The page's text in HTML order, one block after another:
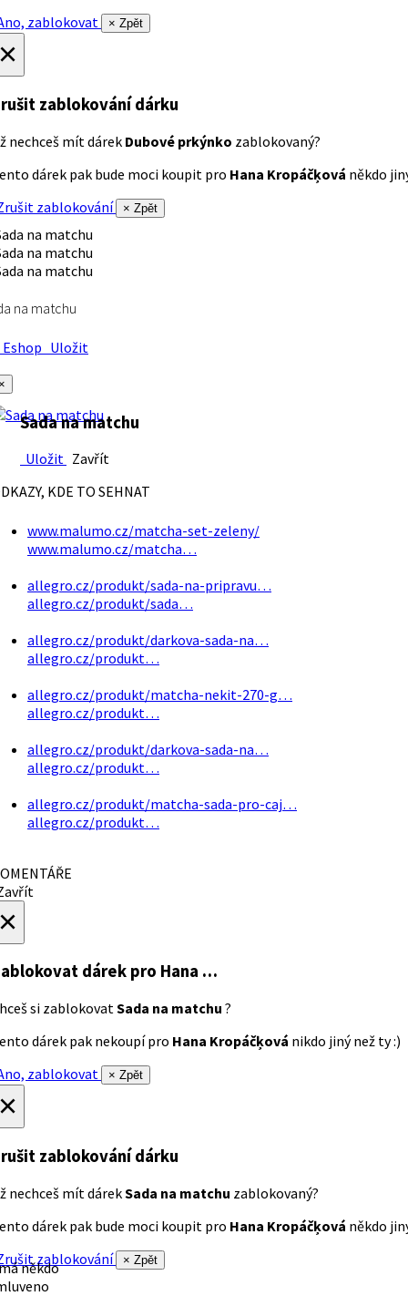
zablokovat
× Zpět
zablokování dárku
nechceš mít dárek Dubové prkýnko zablokovaný?
dárek pak bude moci koupit pro Hana Kropáčķová někdo
zablokování
× Zpět
na matchu
Uložit
Sada na matchu
Uložit Zavřít
KDE TO SEHNAT
www.malumo.cz/matcha-set-zeleny/
www.malumo.cz/matcha…
allegro.cz/produkt/sada-na-pripravu…
allegro.cz/produkt/sada…
allegro.cz/produkt/darkova-sada-na…
allegro.cz/produkt…
allegro.cz/produkt/matcha-nekit-270-g…
allegro.cz/produkt…
allegro.cz/produkt/darkova-sada-na…
allegro.cz/produkt…
allegro.cz/produkt/matcha-sada-pro-caj…
allegro.cz/produkt…
dárek pro Hana …
si zablokovatSada na matchu ?
dárek pak nekoupí pro Hana Kropáčķová nikdo jiný než ty :)
zablokovat
× Zpět
zablokování dárku
nechceš mít dárekSada na matchu zablokovaný?
dárek pak bude moci koupit pro Hana Kropáčķová někdo
zablokování
× Zpět
někdo